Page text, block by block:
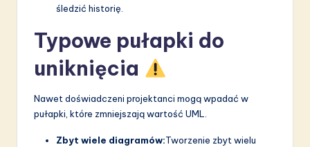
śledzić historię.
Typowe pułapki do
uniknięcia
Nawet doświadczeni projektanci mogą wpadać w
pułapki, które zmniejszają wartość UML.
Zbyt wiele diagramów:Tworzenie zbyt wielu